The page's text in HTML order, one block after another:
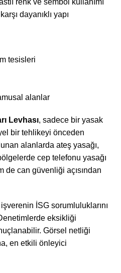
renk ve sembol kullanımı
dayanıklı yapı
tesisleri
alanlar
Levhası, sadece bir yasak
bir tehlikeyi önceden
alanlarda ateş yasağı,
cep telefonu yasağı
de can güvenliği açısından
İSG sorumluluklarını
eksikliği
Görsel netliği
en etkili önleyici